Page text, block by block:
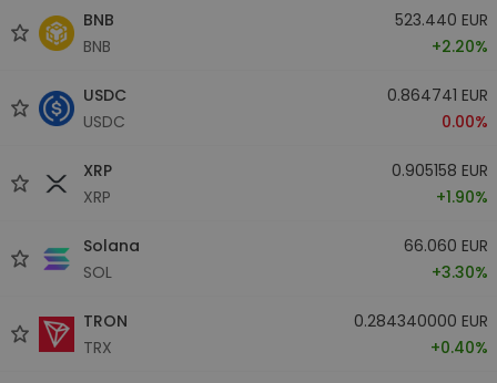
BNB
BNB
523.440 EUR
+2.20%
USDC
USDC
0.864741 EUR
0.00%
XRP
XRP
0.905158 EUR
+1.90%
Solana
SOL
66.060 EUR
+3.30%
TRON
TRX
0.284340000 EUR
+0.40%